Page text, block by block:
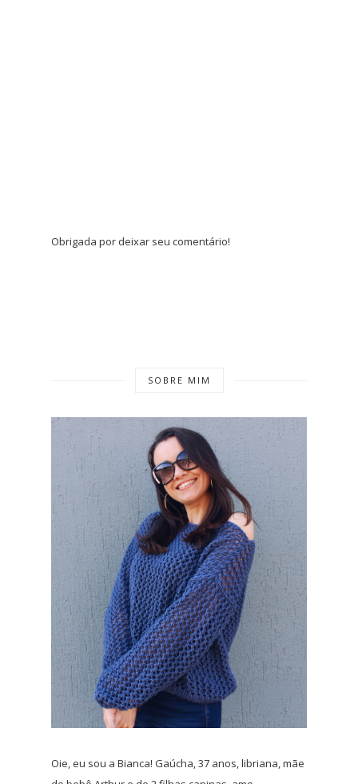
Obrigada por deixar seu comentário!
SOBRE MIM
Oie, eu sou a Bianca! Gaúcha, 37 anos, libriana, mãe